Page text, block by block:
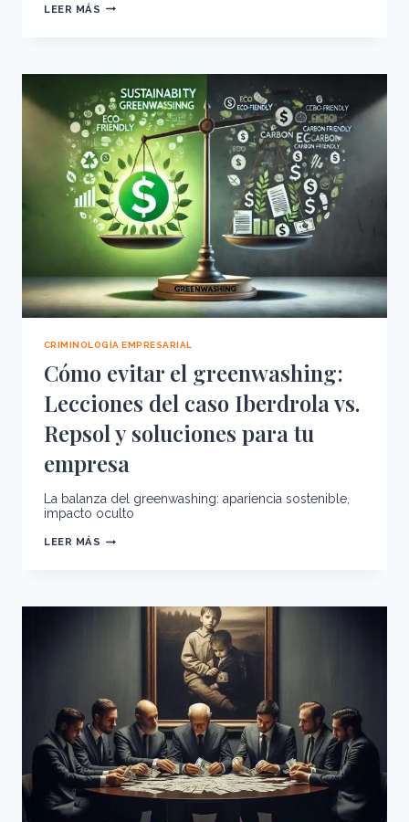
LEER MÁS DESAPARICIÓN
ANÁLISIS
CRIMINOLÓGICO
Y
SOLUCIONES
CRIMINOLOGÍA EMPRESARIAL
Cómo evitar el greenwashing:
Lecciones del caso Iberdrola vs.
Repsol y soluciones para tu
empresa
La balanza del greenwashing: apariencia sostenible,
impacto oculto
LEER MÁS CÓMO
CASO
IBERDROLA
EMPRESA